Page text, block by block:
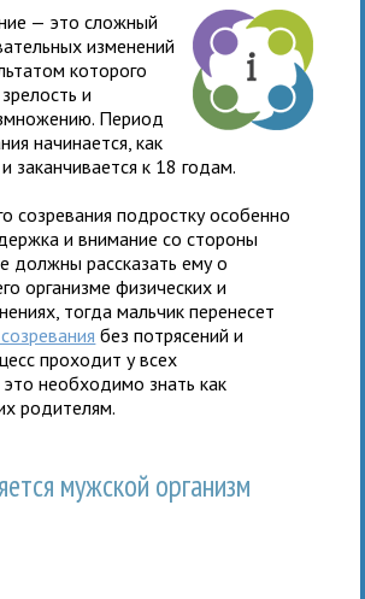
— это сложный
изменений
которого
и
Период
начинается, как
заканчивается к 18 годам.
созревания подростку особенно
и внимание со стороны
должны рассказать ему о
организме физических и
тогда мальчик перенесет
без потрясений и
проходит у всех
необходимо знать как
родителям.
мужской организм